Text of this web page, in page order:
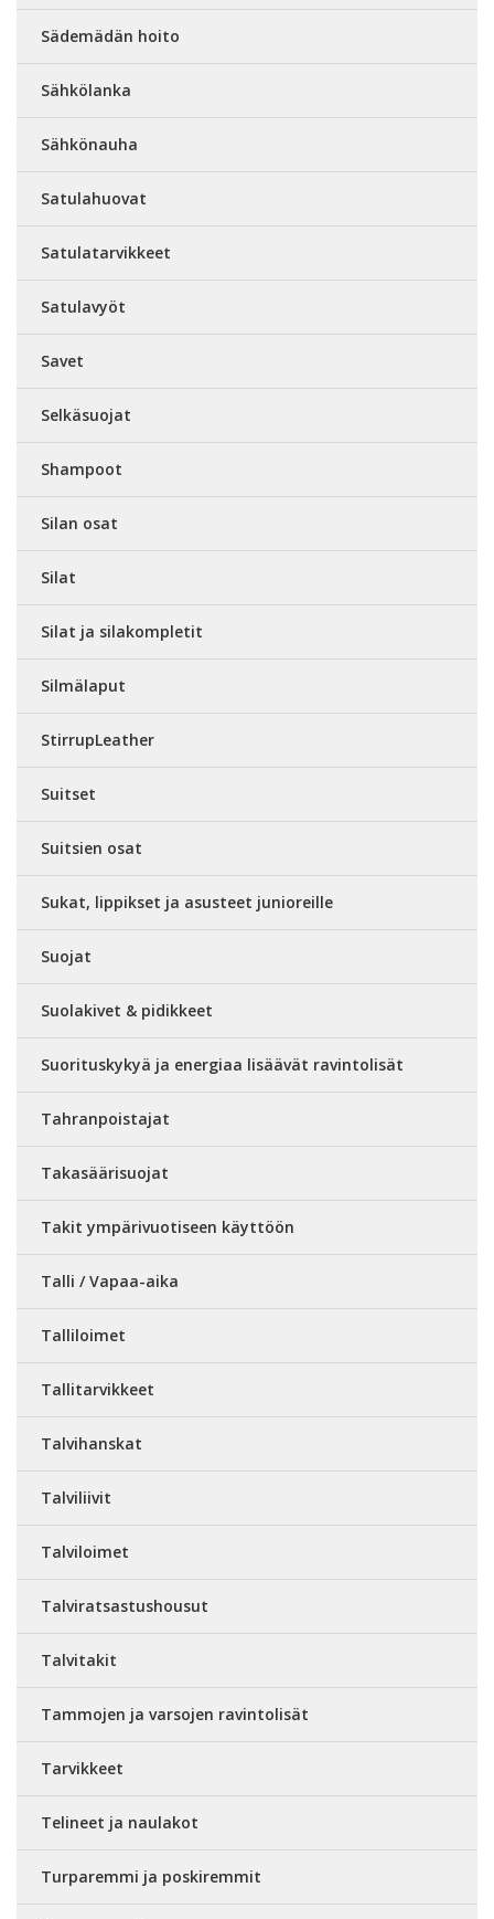
Sädemädän hoito
Sähkölanka
Sähkönauha
Satulahuovat
Satulatarvikkeet
Satulavyöt
Savet
Selkäsuojat
Shampoot
Silan osat
Silat
Silat ja silakompletit
Silmälaput
StirrupLeather
Suitset
Suitsien osat
Sukat, lippikset ja asusteet junioreille
Suojat
Suolakivet & pidikkeet
Suorituskykyä ja energiaa lisäävät ravintolisät
Tahranpoistajat
Takasäärisuojat
Takit ympärivuotiseen käyttöön
Talli / Vapaa-aika
Talliloimet
Tallitarvikkeet
Talvihanskat
Talviliivit
Talviloimet
Talviratsastushousut
Talvitakit
Tammojen ja varsojen ravintolisät
Tarvikkeet
Telineet ja naulakot
Turparemmi ja poskiremmit